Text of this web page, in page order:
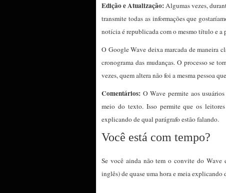
Edição e Atualização:Algumas vezes,
transmite todas as informações que
notícia é republicada com o mesmo título e a
O Google Wave deixa marcada de maneira
cronograma das mudanças. O processo se
vezes, quem altera não foi a mesma pessoa
Comentários: O Wave permite aos
meio do texto. Isso permite que os
explicando de qual parágrafo estão falando.
Você está com tempo?
Se você ainda não tem o convite do
inglês) de quase uma hora e meia explicando